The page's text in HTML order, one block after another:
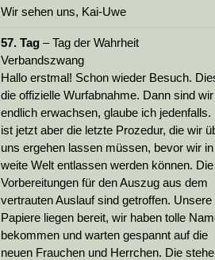
Wir sehen uns, Kai-Uwe
57. Tag – Tag der Wahrheit
Verbandszwang
Hallo erstmal! Schon wieder Besuch.
die offizielle Wurfabnahme. Dann sind wir
endlich erwachsen, glaube ich jedenfalls.
ist jetzt aber die letzte Prozedur, die wir
uns ergehen lassen müssen, bevor wir
weite Welt entlassen werden können. Die
Vorbereitungen für den Auszug aus dem
vertrauten Auslauf sind getroffen. Unsere
Papiere liegen bereit, wir haben tolle
bekommen und warten gespannt auf die
neuen Frauchen und Herrchen. Die